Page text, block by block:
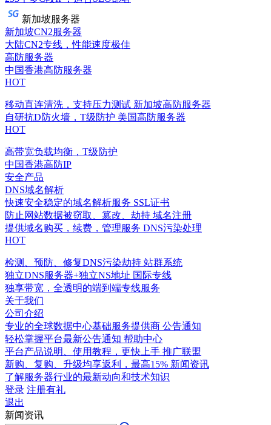
新加坡服务器
新加坡CN2服务器
大陆CN2专线，性能速度极佳
高防服务器
中国香港高防服务器
HOT
移动直连清洗，支持压力测试 新加坡高防服务器
自研抗D防火墙，T级防护 美国高防服务器
HOT
高带宽负载均衡，T级防护
中国香港高防IP
安全产品
DNS域名解析
快速安全稳定的域名解析服务 SSL证书
防止网站数据被窃取、篡改、劫持 域名注册
提供域名购买，续费，管理服务 DNS污染处理
HOT
检测、预防、修复DNS污染劫持 站群系统
独立DNS服务器+独立NS地址 国际专线
独享带宽，全透明的端到端专线服务
关于我们
公司介绍
专业的全球数据中心基础服务提供商 公告通知
轻松掌握平台最新公告通知 帮助中心
平台产品说明、使用教程，更快上手 推广联盟
新购、复购、升级均享返利，最高15% 新闻资讯
了解服务器行业的最新动向和技术知识
登录 注册有礼
退出
新闻资讯